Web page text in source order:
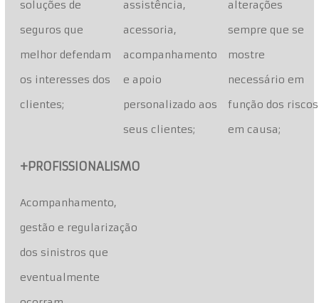
soluções de
seguros que
melhor defendam
os interesses dos
clientes;
assistência,
acessoria,
acompanhamento
e apoio
personalizado aos
seus clientes;
alterações
sempre que se
mostre
necessário em
função dos riscos
em causa;
+PROFISSIONALISMO
Acompanhamento,
gestão e regularização
dos sinistros que
eventualmente